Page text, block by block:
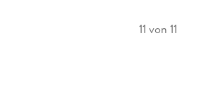
11 von 11